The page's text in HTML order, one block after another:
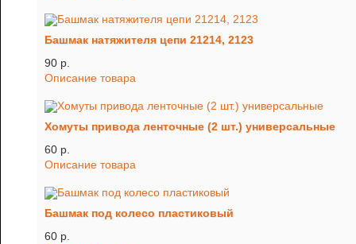
Башмак натяжителя цепи 21214, 2123
90 p.
Описание товара
Хомуты привода ленточные (2 шт.) универсальные
60 p.
Описание товара
Башмак под колесо пластиковый
60 p.